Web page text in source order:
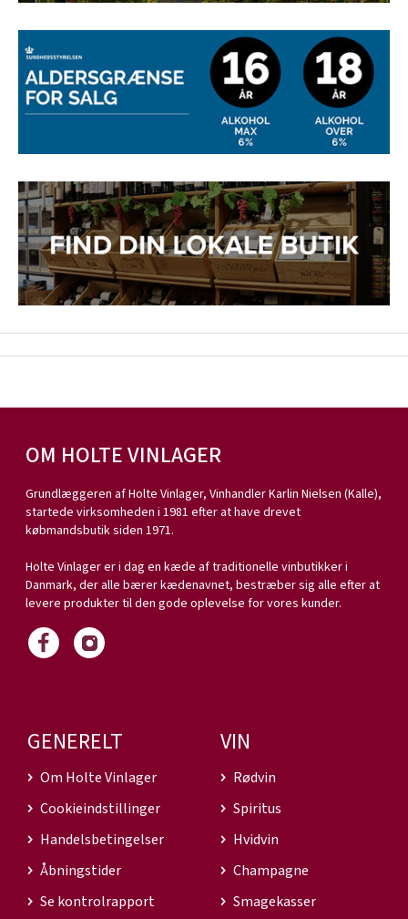
OM HOLTE VINLAGER
Grundlæggeren af Holte Vinlager, Vinhandler Karlin Nielsen (Kalle),
startede virksomheden i 1981 efter at have drevet
købmandsbutik siden 1971.
Holte Vinlager er i dag en kæde af traditionelle vinbutikker i
Danmark, der alle bærer kædenavnet, bestræber sig alle efter at
levere produkter til den gode oplevelse for vores kunder.
GENERELT
Om Holte Vinlager
Cookieindstillinger
Handelsbetingelser
Åbningstider
Se kontrolrapport
VIN
Rødvin
Spiritus
Hvidvin
Champagne
Smagekasser